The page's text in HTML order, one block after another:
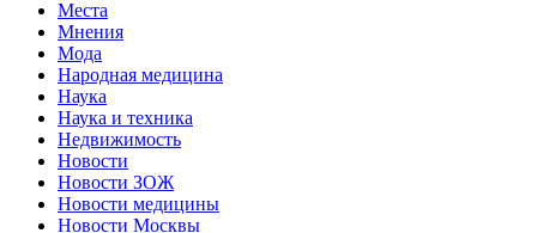
Места
Мнения
Мода
Народная медицина
Наука
Наука и техника
Недвижимость
Новости
Новости ЗОЖ
Новости медицины
Новости Москвы